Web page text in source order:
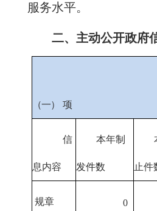
服务水平。
二、主动公开政府
（一） 项
信
息内容
本年制
发件数 止件
规章 0